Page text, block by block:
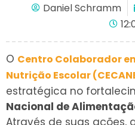
Daniel Schramm
O Centro Colaborador
Nutrição Escolar
estratégica no
Nacional de
Através de suas ações,